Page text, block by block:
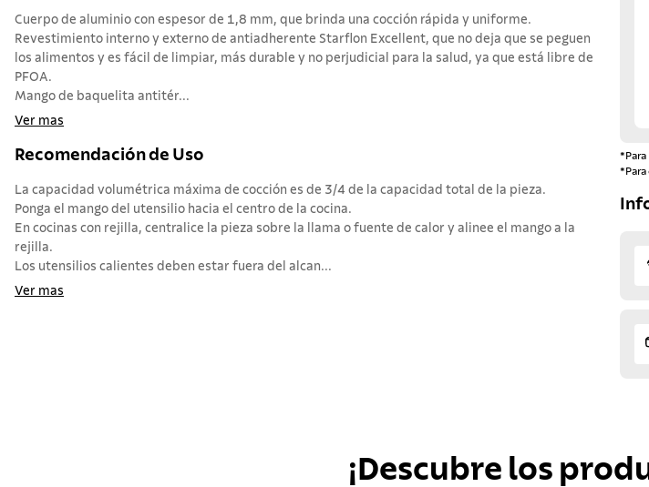
Cuerpo de aluminio con espesor de 1,8 mm, que brinda una cocción rápida y uniforme.
Revestimiento interno y externo de antiadherente Starflon Excellent, que no deja que se peguen
los alimentos y es fácil de limpiar, más durable y no perjudicial para la salud, ya que está libre de
PFOA.
Mango de baquelita antitér...
Ver mas
Recomendación de Uso
La capacidad volumétrica máxima de cocción es de 3/4 de la capacidad total de la pieza.
Ponga el mango del utensilio hacia el centro de la cocina.
En cocinas con rejilla, centralice la pieza sobre la llama o fuente de calor y alinee el mango a la
rejilla.
Los utensilios calientes deben estar fuera del alcan...
Ver mas
¡Descubre los